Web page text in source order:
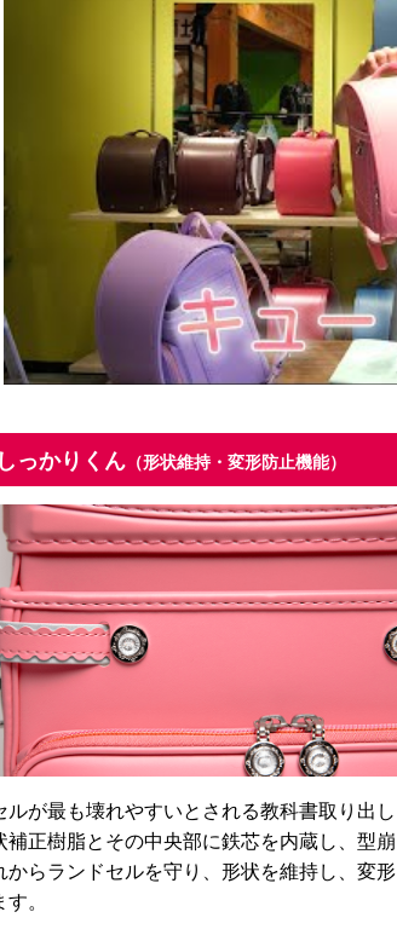
しっかりくん （形状維持・変形防止機能）
ルが最も壊れやすいとされる教科書取り出し
補正樹脂とその中央部に鉄芯を内蔵し、型崩
からランドセルを守り、形状を維持し、変形
。